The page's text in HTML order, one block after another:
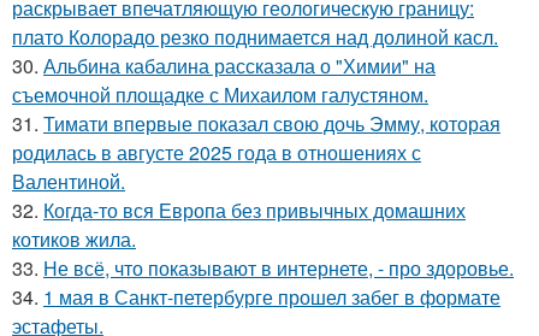
раскрывает впечатляющую геологическую границу:
плато Колорадо резко поднимается над долиной касл.
30. Альбина кабалина рассказала о "Химии" на
съемочной площадке с Михаилом галустяном.
31. Тимати впервые показал свою дочь Эмму, которая
родилась в августе 2025 года в отношениях с
Валентиной.
32. Когда-то вся Европа без привычных домашних
котиков жила.
33. Не всё, что показывают в интернете, - про здоровье.
34. 1 мая в Санкт-петербурге прошел забег в формате
эстафеты.